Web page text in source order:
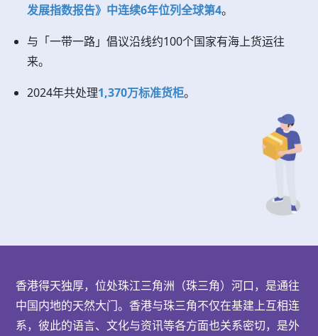
发展指数报告》中连续6年位列全球第4。
与「一带一路」倡议沿线约100个国家有海上货运往
来。
2024年共处理1,370万标准货柜。
香港得天独厚，位处珠江三角洲（珠三角）河口，是通往
中国内地的天然大门。香港与珠三角不仅在基建上互相连
系，彼此的语言、文化与资讯等各方面也关系密切，是外